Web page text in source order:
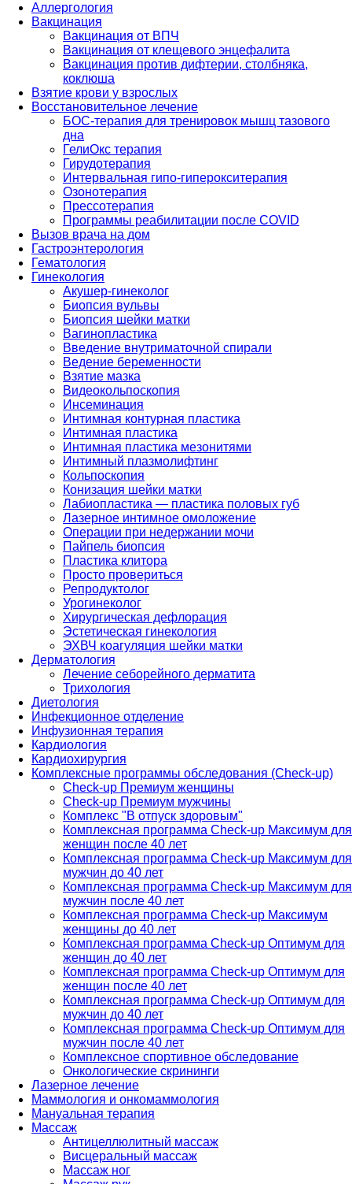
Аллергология
Вакцинация
Вакцинация от ВПЧ
Вакцинация от клещевого энцефалита
Вакцинация против дифтерии, столбняка,
коклюша
Взятие крови у взрослых
Восстановительное лечение
БОС-терапия для тренировок мышц тазового
дна
ГелиОкс терапия
Гирудотерапия
Интервальная гипо-гиперокситерапия
Озонотерапия
Прессотерапия
Программы реабилитации после СOVID
Вызов врача на дом
Гастроэнтерология
Гематология
Гинекология
Акушер-гинеколог
Биопсия вульвы
Биопсия шейки матки
Вагинопластика
Введение внутриматочной спирали
Ведение беременности
Взятие мазка
Видеокольпоскопия
Инсеминация
Интимная контурная пластика
Интимная пластика
Интимная пластика мезонитями
Интимный плазмолифтинг
Кольпоскопия
Конизация шейки матки
Лабиопластика — пластика половых губ
Лазерное интимное омоложение
Операции при недержании мочи
Пайпель биопсия
Пластика клитора
Просто провериться
Репродуктолог
Урогинеколог
Хирургическая дефлорация
Эстетическая гинекология
ЭХВЧ коагуляция шейки матки
Дерматология
Лечение себорейного дерматита
Трихология
Диетология
Инфекционное отделение
Инфузионная терапия
Кардиология
Кардиохирургия
Комплексные программы обследования (Check-up)
Check-up Премиум женщины
Check-up Премиум мужчины
Комплекс "В отпуск здоровым"
Комплексная программа Check-up Максимум для
женщин после 40 лет
Комплексная программа Check-up Максимум для
мужчин до 40 лет
Комплексная программа Check-up Максимум для
мужчин после 40 лет
Комплексная программа Check-up Максимум
женщины до 40 лет
Комплексная программа Check-up Оптимум для
женщин до 40 лет
Комплексная программа Check-up Оптимум для
женщин после 40 лет
Комплексная программа Check-up Оптимум для
мужчин до 40 лет
Комплексная программа Check-up Оптимум для
мужчин после 40 лет
Комплексное спортивное обследование
Онкологические скрининги
Лазерное лечение
Маммология и онкомаммология
Мануальная терапия
Массаж
Антицеллюлитный массаж
Висцеральный массаж
Массаж ног